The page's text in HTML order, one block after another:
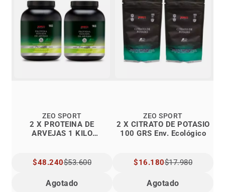
2 X PROTEINA DE
ARVEJAS 1 KILO
ZEO SPORT
PRECIO
ESPECIAL
$48.240$53.600
Agotado
2 X CITRATO DE POTASIO
100 GRS Env. Ecológico
ZEO SPORT
PRECIO
ESPECIAL
$16.180$17.980
Agotado